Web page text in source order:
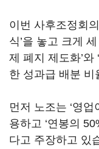
이번 사후조정회
식’을 놓고 크게
제 폐지 제도화’와 ‘
한 성과급 배분 비
먼저 노조는 ‘영업
용하고 ‘연봉의
다고 주장하고 있